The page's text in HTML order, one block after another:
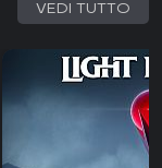
VEDI TUTTO